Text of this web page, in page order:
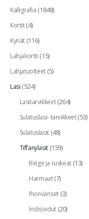
Kalligrafia(1848)
Kortit(4)
Kynät(116)
Lahjakortti(15)
Lahjatuotteet(5)
Lasi(524)
Lasitarvikkeet(264)
Sulatuslasi- tarvikkeet(53)
Sulatuslasit(48)
Tiffanylasit(159)
Beige ja ruskeat(13)
Harmaat(7)
Ihonväriset(3)
Iridisoidut(20)